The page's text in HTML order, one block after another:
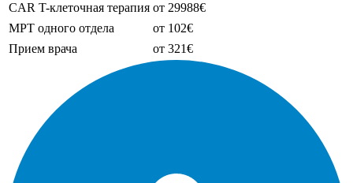
CAR T-клеточная терапия от 29988€
МРТ одного отдела
от 102€
Прием врача
от 321€